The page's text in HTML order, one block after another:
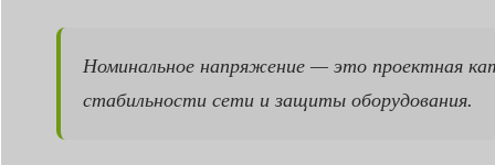
Номинальное напряжение — это проектная
стабильности сети и защиты оборудования.